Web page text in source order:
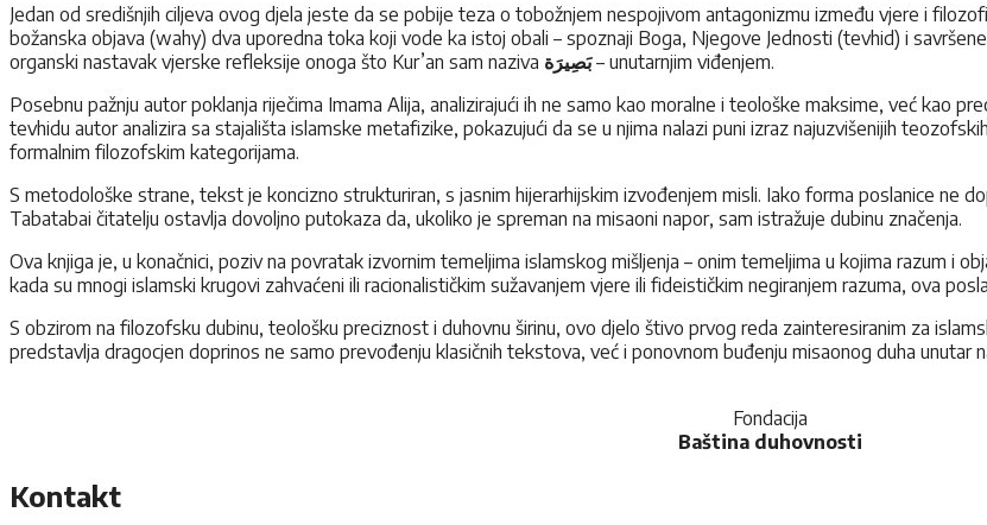
Jedan od središnjih ciljeva ovog djela jeste da se pobije teza o tobožnjem nespojivom antagonizmu između vjere i
božanska objava (wahy) dva uporedna toka koji vode ka istoj obali – spoznaji Boga, Njegove Jednosti (tevhid) i
organski nastavak vjerske refleksije onoga što Kur’an sam naziva بَصِيرَة– unutarnjim viđenjem.
Posebnu pažnju autor poklanja riječima Imama Alija, analizirajući ih ne samo kao moralne i teološke maksime, već kao
tevhidu autor analizira sa stajališta islamske metafizike, pokazujući da se u njima nalazi puni izraz najuzvišenijih
formalnim filozofskim kategorijama.
S metodološke strane, tekst je koncizno strukturiran, s jasnim hijerarhijskim izvođenjem misli. Iako forma poslanice ne
Tabatabai čitatelju ostavlja dovoljno putokaza da, ukoliko je spreman na misaoni napor, sam istražuje dubinu značenja.
Ova knjiga je, u konačnici, poziv na povratak izvornim temeljima islamskog mišljenja – onim temeljima u kojima razum i
kada su mnogi islamski krugovi zahvaćeni ili racionalističkim sužavanjem vjere ili fideističkim negiranjem razuma, ova
S obzirom na filozofsku dubinu, teološku preciznost i duhovnu širinu, ovo djelo štivo prvog reda zainteresiranim za
predstavlja dragocjen doprinos ne samo prevođenju klasičnih tekstova, već i ponovnom buđenju misaonog duha unutar
Fondacija
Baština duhovnosti
Kontakt